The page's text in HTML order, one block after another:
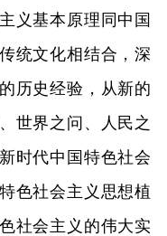
义基本原理同中国
统文化相结合，深
历史经验，从新的
世界之问、人民之
时代中国特色社会
色社会主义思想植
社会主义的伟大实